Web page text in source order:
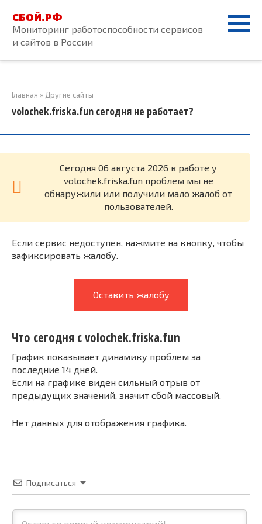
контенту
СБОЙ.РФ
Мониторинг работоспособности сервисов
и сайтов в России
Главная » Другие сайты
volochek.friska.fun сегодня не работает?
Cегодня 06 августа 2026 в работе у
volochek.friska.fun проблем мы не
обнаружили или получили мало жалоб от
пользователей.
Если сервис недоступен, нажмите на кнопку, чтобы
зафиксировать жалобу.
Оставить жалобу
Что сегодня с volochek.friska.fun
График показывает динамику проблем за
последние 14 дней.
Если на графике виден сильный отрыв от
предыдущих значений, значит сбой массовый.
Нет данных для отображения графика.
Подписаться